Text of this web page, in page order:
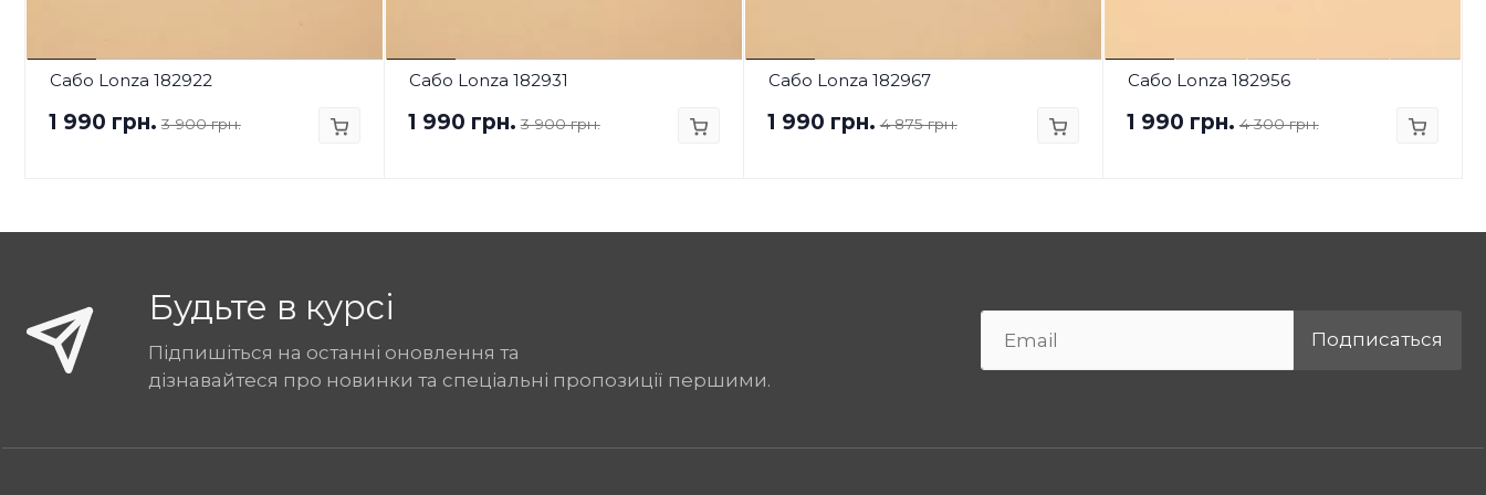
Сабо Lonza 182922
1 990 грн. 3 900 грн.
Сабо Lonza 182931
1 990 грн. 3 900 грн.
Сабо Lonza 182967
1 990 грн. 4 875 грн.
Сабо Lonza 182956
1 990 грн. 4 300 грн.
Будьте в курсі
Підпишіться на останні оновлення та
дізнавайтеся про новинки та спеціальні пропозиції першими.
Подписаться